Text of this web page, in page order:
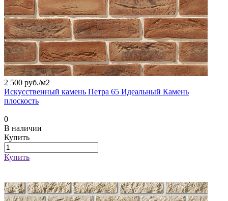
2 500 руб./м2
Искусственный камень Петра 65 Идеальный Камень
плоскость
0
В наличии
Купить
Купить